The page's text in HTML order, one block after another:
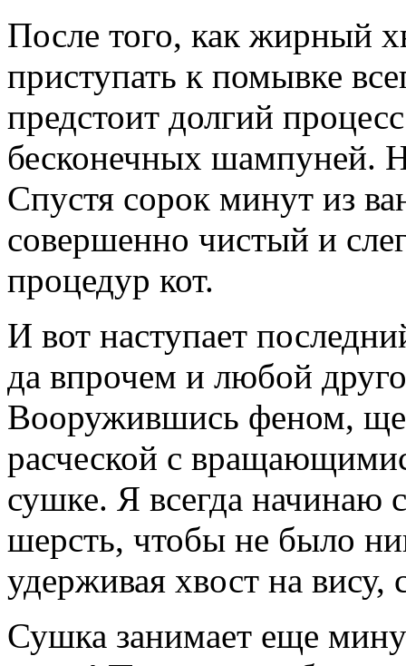
После того, как жирный
приступать к помывке
предстоит долгий
бесконечных шампуней.
Спустя сорок минут из
совершенно чистый и
процедур кот.
И вот наступает
да впрочем и любой
Вооружившись феном,
расческой с
сушке. Я всегда начинаю
шерсть, чтобы не было
удерживая хвост на
Сушка занимает еще